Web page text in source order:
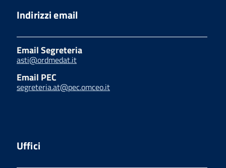
Indirizzi email
Email Segreteria
asti@ordmedat.it
Email PEC
segreteria.at@pec.omceo.it
Uffici